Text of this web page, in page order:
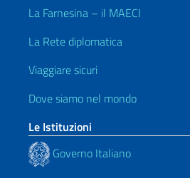
La Farnesina – il MAECI
La Rete diplomatica
Viaggiare sicuri
Dove siamo nel mondo
Le Istituzioni
Governo Italiano